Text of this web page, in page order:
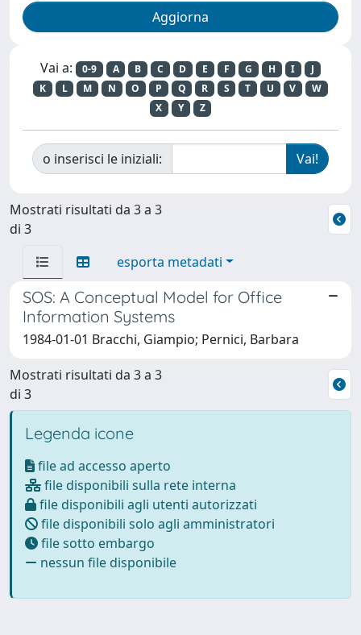
Vai a: 0-9 A B C D E F G H I
J
K
L M N O P Q R S T U V
W
X
Y Z
o inserisci le iniziali:
Mostrati risultati da 3 a 3
di 3
esporta metadati
SOS: A Conceptual Model for Office
Information Systems
1984-01-01 Bracchi, Giampio; Pernici, Barbara
Mostrati risultati da 3 a 3
di 3
Legenda icone
file ad accesso aperto
file disponibili sulla rete interna
file disponibili agli utenti autorizzati
file disponibili solo agli amministratori
file sotto embargo
nessun file disponibile